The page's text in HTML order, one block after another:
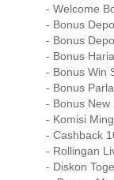
- Welcome
- Bonus
- Bonus
- Bonus
- Bonus Win
- Bonus
- Bonus New
- Komisi
- Cashback
- Rollingan
- Diskon